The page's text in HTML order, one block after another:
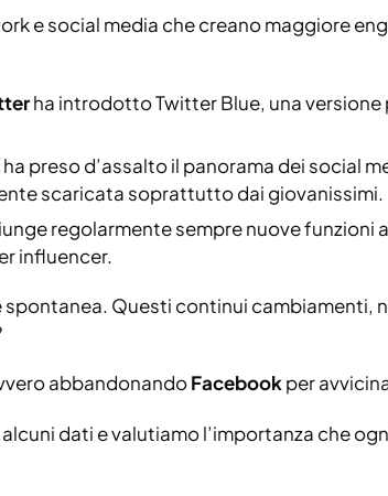
e social media che creano maggiore
ha introdotto Twitter Blue, una
ha preso d’assalto il panorama dei social
scaricata soprattutto dai giovanissimi.
regolarmente sempre nuove
influencer.
spontanea. Questi continui
abbandonandoFacebookper
dati e valutiamo l’importanza che